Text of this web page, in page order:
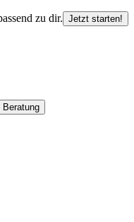
zu dir. Jetzt starten!
Beratung